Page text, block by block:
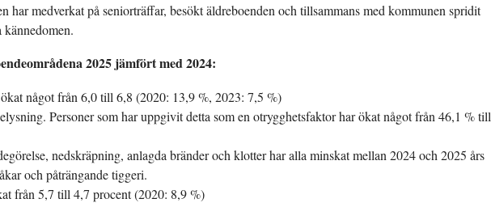
har medverkat på seniorträffar, besökt äldreboenden och tillsammans med kommunen spridit
2025 jämfört med 2024:
något från 6,0 till 6,8 (2020: 13,9 %, 2023: 7,5 %)
Personer som har uppgivit detta som en otrygghetsfaktor har ökat något från 46,1 % till
nedskräpning, anlagda bränder och klotter har alla minskat mellan 2024 och 2025 års
och påträngande tiggeri.
från 5,7 till 4,7 procent (2020: 8,9 %)